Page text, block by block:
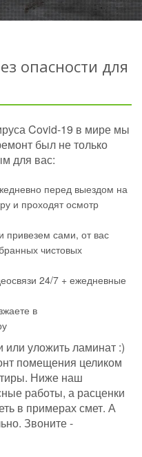
опасности для
Covid-19 в мире мы
был не только
для вас:
перед выездом на
и проходят осмотр
привезем сами, от вас
чистовых
24/7 + ежедневные
в
уложить ламинат :)
помещения целиком
Ниже наш
работы, а расценки
в примерах смет. А
Звоните -